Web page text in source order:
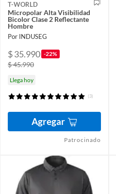
T-WORLD
Micropolar Alta Visibilidad
Bicolor Clase 2 Reflectante
Hombre
Por INDUSEG
$ 35.990 -22%
$ 45.990
Llega hoy
(3)
Agregar
Patrocinado